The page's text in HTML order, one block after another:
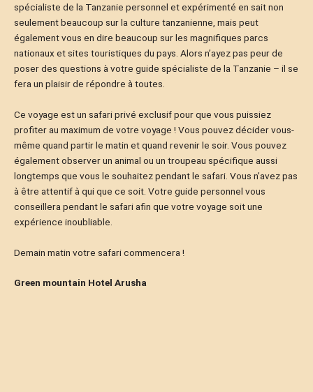
spécialiste de la Tanzanie personnel et expérimenté en sait non
seulement beaucoup sur la culture tanzanienne, mais peut
également vous en dire beaucoup sur les magnifiques parcs
nationaux et sites touristiques du pays. Alors n’ayez pas peur de
poser des questions à votre guide spécialiste de la Tanzanie – il se
fera un plaisir de répondre à toutes.
Ce voyage est un safari privé exclusif pour que vous puissiez
profiter au maximum de votre voyage ! Vous pouvez décider vous-
même quand partir le matin et quand revenir le soir. Vous pouvez
également observer un animal ou un troupeau spécifique aussi
longtemps que vous le souhaitez pendant le safari. Vous n’avez pas
à être attentif à qui que ce soit. Votre guide personnel vous
conseillera pendant le safari afin que votre voyage soit une
expérience inoubliable.
Demain matin votre safari commencera !
Green mountain Hotel Arusha